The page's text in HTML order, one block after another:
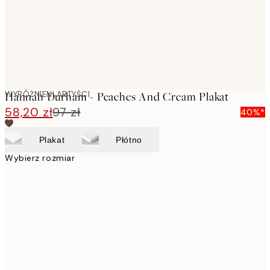
WYRÓŻNIENI ARTYŚCI
Hannah Durham - Peaches And Cream Plakat
58,20 zł97 zł 40%*
Plakat Płótno
Wybierz rozmiar